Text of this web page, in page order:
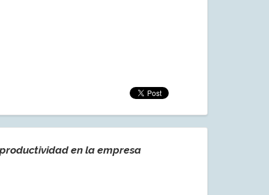
en la empresa